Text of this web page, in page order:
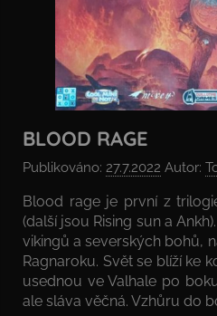
BLOOD RAGE
Publikováno: 27.7.2022 Autor:
Blood rage je první z
(další jsou Rising sun a
vikingů a severských bohů,
Ragnaroku. Svět se blíží ke
usednou ve Valhale po
ale sláva věčná. Vzhůru do